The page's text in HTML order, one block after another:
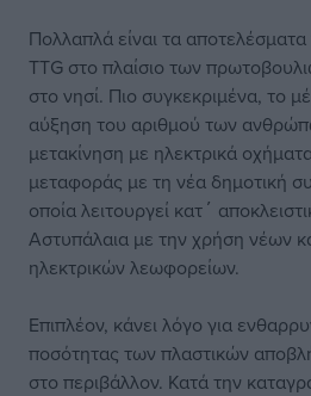
Πολλαπλά είναι τα
TTG στο πλαίσιο των
στο νησί. Πιο συγκεκριμένα, το
αύξηση του αριθμού των
μετακίνηση με ηλεκτρικά
μεταφοράς με τη νέα δημοτική
οποία λειτουργεί κατ΄
Αστυπάλαια με την χρήση νέων
ηλεκτρικών λεωφορείων.
Επιπλέον, κάνει λόγο για
ποσότητας των πλαστικών
στο περιβάλλον. Κατά την